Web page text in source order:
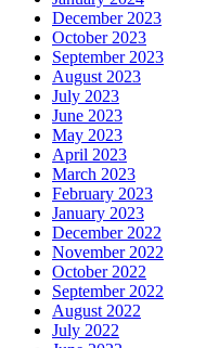
December 2023
October 2023
September 2023
August 2023
July 2023
June 2023
May 2023
April 2023
March 2023
February 2023
January 2023
December 2022
November 2022
October 2022
September 2022
August 2022
July 2022